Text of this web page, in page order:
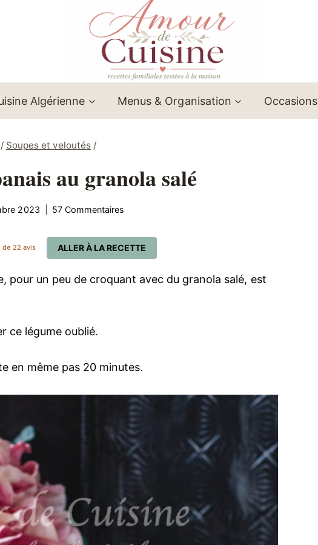
Algérienne Menus & Organisation Occasions
/ Soupes et veloutés /
au granola salé
2023 57 Commentaires
ALLER À LA RECETTE
de 22 avis
pour un peu de croquant avec du granola salé, est
ce légume oublié.
en même pas 20 minutes.